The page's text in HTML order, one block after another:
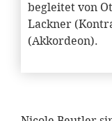
begleitet von
Lackner
(Akkordeon).